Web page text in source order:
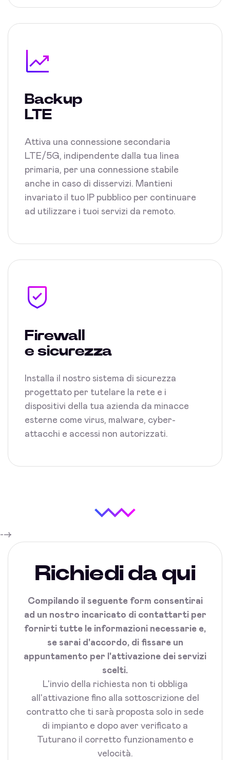
Backup
LTE
Attiva una connessione secondaria
LTE/5G, indipendente dalla tua linea
primaria, per una connessione stabile
anche in caso di disservizi. Mantieni
invariato il tuo IP pubblico per continuare
ad utilizzare i tuoi servizi da remoto.
Firewall
e sicurezza
Installa il nostro sistema di sicurezza
progettato per tutelare la rete e i
dispositivi della tua azienda da minacce
esterne come virus, malware, cyber-
attacchi e accessi non autorizzati.
-->
Richiedi da qui
Compilando il seguente form consentirai
ad un nostro incaricato di contattarti per
fornirti tutte le informazioni necessarie e,
se sarai d'accordo, di fissare un
appuntamento per l'attivazione dei servizi
scelti.
L'invio della richiesta non ti obbliga
all'attivazione fino alla sottoscrizione del
contratto che ti sarà proposta solo in sede
di impianto e dopo aver verificato a
Tuturano il corretto funzionamento e
velocità.